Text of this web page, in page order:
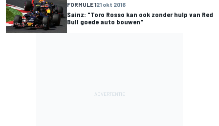
FORMULE 121 okt 2016
Sainz: "Toro Rosso kan ook zonder hulp van Red
Bull goede auto bouwen"